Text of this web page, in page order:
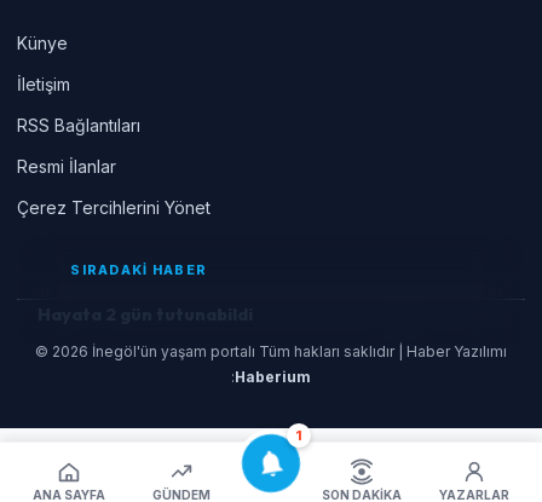
ANA SAYFA GÜNDEM
1
SON DAKIKA YAZARLAR
Künye
İletişim
RSS Bağlantıları
Resmi İlanlar
Çerez Tercihlerini Yönet
© 2026 İnegöl'ün yaşam portalı Tüm hakları saklıdır | Haber Yazılımı
:Haberium
SIRADAKİ HABER